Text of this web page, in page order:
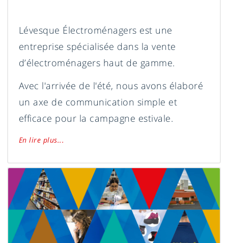
Lévesque Électroménagers est une
entreprise spécialisée dans la vente
d’électroménagers haut de gamme.
Avec l'arrivée de l'été, nous avons élaboré
un axe de communication simple et
efficace pour la campagne estivale.
En lire plus...